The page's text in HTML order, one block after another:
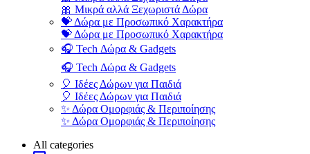
🎀 Μικρά αλλά Ξεχωριστά Δώρα
💝 Δώρα με Προσωπικό Χαρακτήρα
💝 Δώρα με Προσωπικό Χαρακτήρα
🎧 Tech Δώρα & Gadgets
🎧 Tech Δώρα & Gadgets
🎈 Ιδέες Δώρων για Παιδιά
🎈 Ιδέες Δώρων για Παιδιά
✨ Δώρα Ομορφιάς & Περιποίησης
✨ Δώρα Ομορφιάς & Περιποίησης
All categories